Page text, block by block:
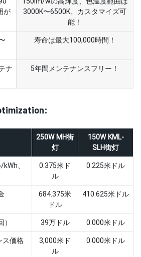
が
3000K〜6500K、カスタマイズ可
能！
寿命は最大100,000時間！
ナ
5年間メンテナンスフリー！
250W MH街
灯
150W KML-
SLH街灯
、
0.375米ド
ル
0.225米ドル
684.375米
ドル
410.625米ドル
39万ドル
0.000米ドル
ス価格
3,000米ド
ル
0.000米ドル